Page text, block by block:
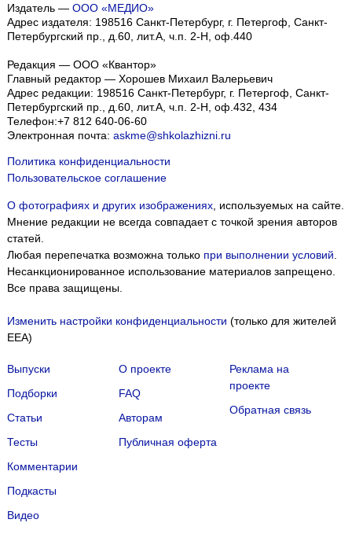
Издатель — ООО «МЕДИО»
Адрес издателя: 198516 Санкт-Петербург, г. Петергоф, Санкт-
Петербургский пр., д.60, лит.А, ч.п. 2-Н, оф.440
Редакция — ООО «Квантор»
Главный редактор — Хорошев Михаил Валерьевич
Адрес редакции: 198516 Санкт-Петербург, г. Петергоф Санкт-
Петербургский пр., д.60, лит.А, ч.п. 2-Н, оф.432, 434
Телефон:+7 812 640-06-60
Электронная почта: askme@shkolazhizni.ru
Политика конфиденциальности
Пользовательское соглашение
О фотографиях и других изображениях, используемых на сайте.
Мнение редакции не всегда совпадает с точкой зрения авторов
статей.
Любая перепечатка возможна только при выполнении условий
Несанкционированное использование материалов запрещено.
Все права защищены.
Изменить настройки конфиденциальности (только для жителей
EEA)
Выпуски
Подборки
Статьи
Тесты
Комментарии
Подкасты
Видео
О проекте
FAQ
Авторам
Публичная оферта
Реклама на
проекте
Обратная связь